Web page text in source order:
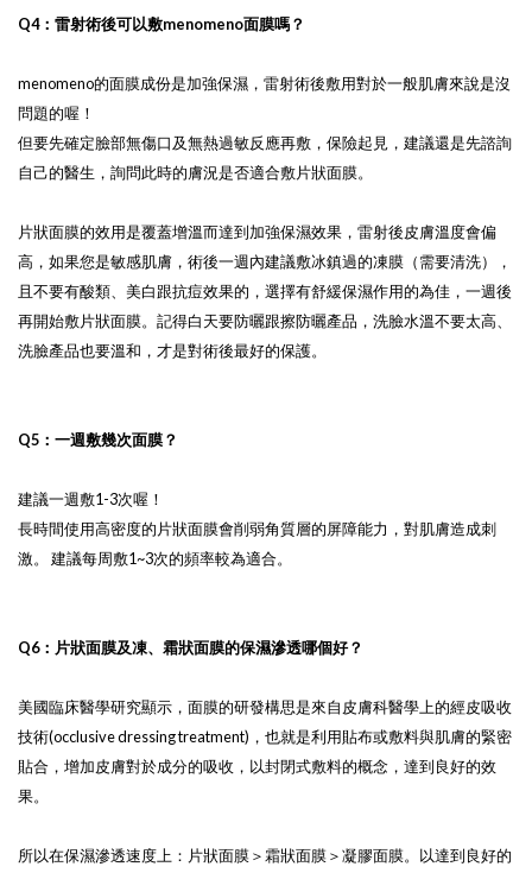
Q4：雷射術後可以敷menomeno面膜嗎？
menomeno的面膜成份是加強保濕，雷射術後敷用對於一般肌膚來說是沒
問題的喔！
但要先確定臉部無傷口及無熱過敏反應再敷，保險起見，建議還是先諮詢
自己的醫生，詢問此時的膚況是否適合敷片狀面膜。
片狀面膜的效用是覆蓋增溫而達到加強保濕效果，雷射後皮膚溫度會偏
高，如果您是敏感肌膚，術後一週內建議敷冰鎮過的凍膜（需要清洗），
且不要有酸類、美白跟抗痘效果的，選擇有舒緩保濕作用的為佳，一週後
再開始敷片狀面膜。記得白天要防曬跟擦防曬產品，洗臉水溫不要太高、
洗臉產品也要溫和，才是對術後最好的保護。
Q5：一週敷幾次面膜？
建議一週敷1-3次喔！
長時間使用高密度的片狀面膜會削弱角質層的屏障能力，對肌膚造成刺
激。 建議每周敷1~3次的頻率較為適合。
Q6：片狀面膜及凍、霜狀面膜的保濕滲透哪個好？
美國臨床醫學研究顯示，面膜的研發構思是來自皮膚科醫學上的經皮吸收
技術(occlusive dressing treatment)，也就是利用貼布或敷料與肌膚的緊密
貼合，增加皮膚對於成分的吸收，以封閉式敷料的概念，達到良好的效
果。
所以在保濕滲透速度上：片狀面膜＞霜狀面膜＞凝膠面膜。以達到良好的